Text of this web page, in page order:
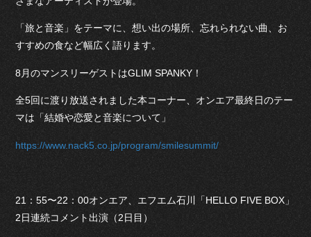
「旅と音楽」をテーマに、想い出の場所、忘れられない曲、お
すすめの食など幅広く語ります。
8月のマンスリーゲストはGLIM SPANKY！
全5回に渡り放送されました本コーナー、オンエア最終日のテー
マは「結婚や恋愛と音楽について」
https://www.nack5.co.jp/program/smilesummit/
21：55〜22：00オンエア、エフエム石川「HELLO FIVE BOX」
2日連続コメント出演（2日目）